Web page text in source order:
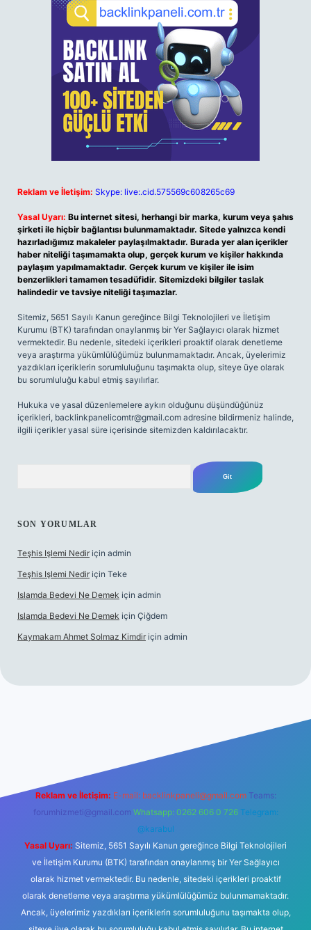
Reklam ve İletişim: Skype: live:.cid.575569c608265c69
Yasal Uyarı: Bu internet sitesi, herhangi bir marka, kurum veya şahıs
şirketi ile hiçbir bağlantısı bulunmamaktadır. Sitede yalnızca kendi
hazırladığımız makaleler paylaşılmaktadır. Burada yer alan içerikler
haber niteliği taşımamakta olup, gerçek kurum ve kişiler hakkında
paylaşım yapılmamaktadır. Gerçek kurum ve kişiler ile isim
benzerlikleri tamamen tesadüfidir. Sitemizdeki bilgiler taslak
halindedir ve tavsiye niteliği taşımazlar.
Sitemiz, 5651 Sayılı Kanun gereğince Bilgi Teknolojileri ve İletişim
Kurumu (BTK) tarafından onaylanmış bir Yer Sağlayıcı olarak hizmet
vermektedir. Bu nedenle, sitedeki içerikleri proaktif olarak denetleme
veya araştırma yükümlülüğümüz bulunmamaktadır. Ancak, üyelerimiz
yazdıkları içeriklerin sorumluluğunu taşımakta olup, siteye üye olarak
bu sorumluluğu kabul etmiş sayılırlar.
Hukuka ve yasal düzenlemelere aykırı olduğunu düşündüğünüz
içerikleri, backlinkpanelicomtr@gmail.com adresine bildirmeniz halinde,
ilgili içerikler yasal süre içerisinde sitemizden kaldırılacaktır.
SON YORUMLAR
Teşhis Işlemi Nedir için admin
Teşhis Işlemi Nedir için Teke
Islamda Bedevi Ne Demek için admin
Islamda Bedevi Ne Demek için Çiğdem
Kaymakam Ahmet Solmaz Kimdir için admin
Reklam ve İletişim: E-mail: backlinkpaneli@gmail.com Teams:
forumhizmeti@gmail.com Whatsapp: 0262 606 0 726 Telegram:
@karabul
Yasal Uyarı: Sitemiz, 5651 Sayılı Kanun gereğince Bilgi Teknolojileri
ve İletişim Kurumu (BTK) tarafından onaylanmış bir Yer Sağlayıcı
olarak hizmet vermektedir. Bu nedenle, sitedeki içerikleri proaktif
olarak denetleme veya araştırma yükümlülüğümüz bulunmamaktadır.
Ancak, üyelerimiz yazdıkları içeriklerin sorumluluğunu taşımakta olup,